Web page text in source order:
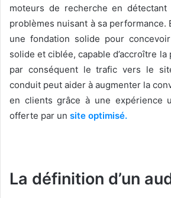
moteurs de recherche en
problèmes nuisant à sa performance.
une fondation solide pour
solide et ciblée, capable d’accroître
par conséquent le trafic vers le
conduit peut aider à augmenter la
en clients grâce à une expérience
offerte par un site optimisé.
La définition d’un